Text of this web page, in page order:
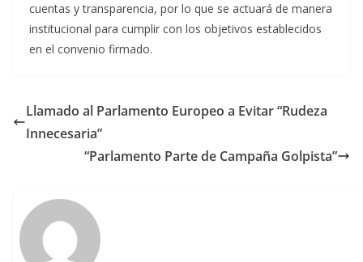
cuentas y transparencia, por lo que se actuará de manera
institucional para cumplir con los objetivos establecidos
en el convenio firmado.
Llamado al Parlamento Europeo a Evitar “Rudeza
Innecesaria”
“Parlamento Parte de Campaña Golpista”